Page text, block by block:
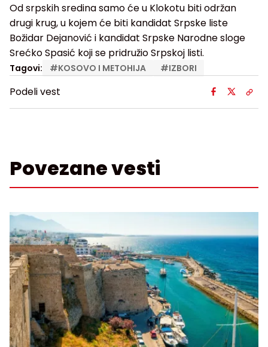
Od srpskih sredina samo će u Klokotu biti održan
drugi krug, u kojem će biti kandidat Srpske liste
Božidar Dejanović i kandidat Srpske Narodne sloge
Srećko Spasić koji se pridružio Srpskoj listi.
Tagovi: #KOSOVO I METOHIJA #IZBORI
Podeli vest
Povezane vesti